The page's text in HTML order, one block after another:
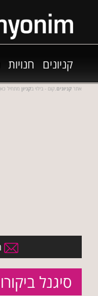
קניונים חנויות
אתר קניונים.קום - בילוי בקניון מתחיל
סיגנל